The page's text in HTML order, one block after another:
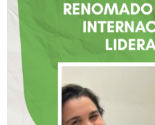
ATUAÇÃO